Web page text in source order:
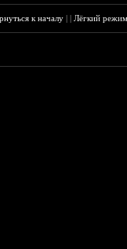
к началу ||Лёгкий